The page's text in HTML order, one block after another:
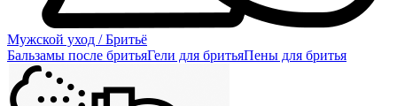
Мужской уход / Бритьё
Бальзамы после бритьяГели для бритьяПены для бритья